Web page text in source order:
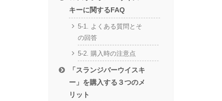
キーに関するFAQ
5-1. よくある質問とそ
の回答
5-2. 購入時の注意点
「スランジバーウイスキ
ー」を購入する３つのメ
リット